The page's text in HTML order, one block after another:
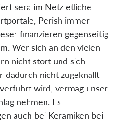
sera im Netz etliche
Perish immer
finanzieren gegenseitig
Wer sich an den vielen
nicht stort und sich
dadurch nicht zugeknallt
wird, vermag unser
nehmen. Es
auch bei Keramiken bei